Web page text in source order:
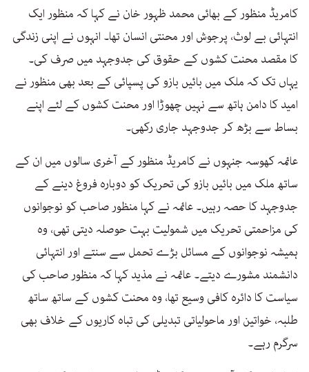
کامریڈ منظور کے بھائی محمد ظہور خان نے کہا کہ منظور ایک
انتہائی بے لوث، پرجوش اور محنتی انسان تھا۔ انہوں نے اپنی زندگی
کا مقصد محنت کشوں کے حقوق کی جدوجہد میں صرف کی۔
یہاں تک کہ ملک میں بائیں بازو کی پسپائی کے بعد بھی منظور نے
امید کا دامن ہاتھ سے نہیں چھوڑا اور محنت کشوں کے لئے اپنے
بساط سے بڑھ کر جدوجہد جاری رکھی۔
عائمہ کھوسہ جنہوں نے کامریڈ منظور کے آخری سالوں میں ان کے
ساتھ ملک میں بائیں بازو کی تحریک کو دوبارہ فروغ دینے کے
جدوجہد کا حصہ رہیں۔ عائمہ نے کہا منظور صاحب کو نوجوانوں
کی مزاحمتی تحریک میں شمولیت بہت حوصلہ دیتی تھی، وہ
ہمیشہ نوجوانوں کے مسائل بڑے تحمل سے سنتے اور انتہائی
دانشمند مشورے دیتے۔ عائمہ نے مذید کہا کہ منظور صاحب کی
سیاست کا دائرہ کافی وسیع تھا، وہ محنت کشوں کے ساتھ ساتھ
طلبہ، خواتین اور ماحولیاتی تبدیلی کی تباہ کاریوں کے خلاف بھی
سرگرم رہے۔